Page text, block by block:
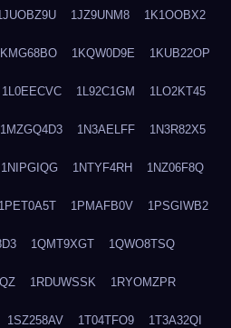
1JZ9UNM8 1K1OOBX2
1KQW0D9E 1KUB22OP
1L0EECVC 1L92C1GM 1LO2KT45
1MZGQ4D3 1N3AELFF 1N3R82X5
1NIPGIQG 1NTYF4RH 1NZ06F8Q
1PET0A5T 1PMAFB0V 1PSGIWB2
1QMT9XGT 1QWO8TSQ
1RDUWSSK 1RYOMZPR
1SZ258AV 1T04TFO9 1T3A32QI